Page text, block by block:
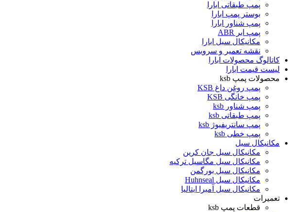
پمپ طبقاتی ابارا
بوستر پمپ ابارا
پمپ شناور ابارا
پمپ ابر ABR
مکانیکال سیل ابارا
نقشه تعمیر و سرویس
کاتالوگ محصولات ابارا
لیست قیمت ابارا
محصولات پمپ ksb
پمپ روغن داغ KSB
پمپ خانگی KSB
پمپ شناور ksb
پمپ طبقاتی ksb
پمپ سانتریفیوژ ksb
پمپ خطی ksb
مکانیکال سیل
مکانیکال سیل جان کرین
مکانیکال سیل مگاسیل ترکیه
مکانیکال سیل بورگمن
مکانیکال سیل Huhnseal
مکانیکال سیل آمبرا ایتالیا
تعمیرات
قطعات پمپ ksb